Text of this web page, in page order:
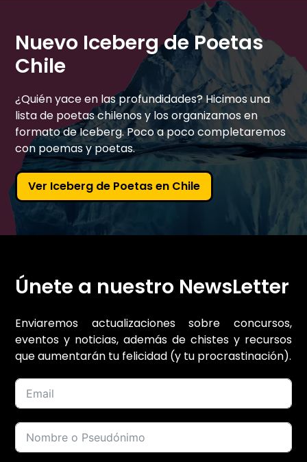
Nuevo Iceberg de Poetas
Chile
¿Quién yace en las profundidades? Hicimos una
lista de poetas chilenos y los organizamos en
formato de Iceberg. Poco a poco completaremos
con poemas y poetas.
Ver Iceberg de Poetas en Chile
Únete a nuestro NewsLetter
Enviaremos actualizaciones sobre concursos,
eventos y noticias, además de chistes y recursos
que aumentarán tu felicidad (y tu procrastinación).